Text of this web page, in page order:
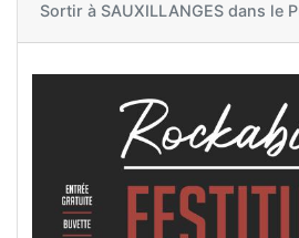
Sortir à SAUXILLANGES dans le